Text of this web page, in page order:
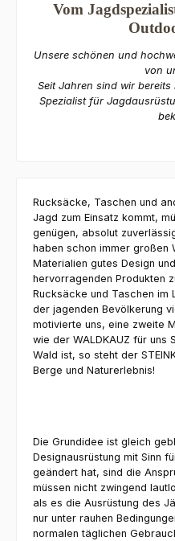
Vom
Unsere schönen und
von
Seit Jahren sind wir bereits
Spezialist für
Rucksäcke, Taschen und
Jagd zum Einsatz kommt,
genügen, absolut
haben schon immer großen
Materialien gutes Design
hervorragenden Produkten
Rucksäcke und Taschen im
der jagenden Bevölkerung
motivierte uns, eine zweite
wie der WALDKAUZ für uns
Wald ist, so steht der
Berge und Naturerlebnis!
Die Grundidee ist gleich
Designausrüstung mit Sinn
geändert hat, sind die
müssen nicht zwingend
als es die Ausrüstung des
nur unter rauhen
normalen täglichen